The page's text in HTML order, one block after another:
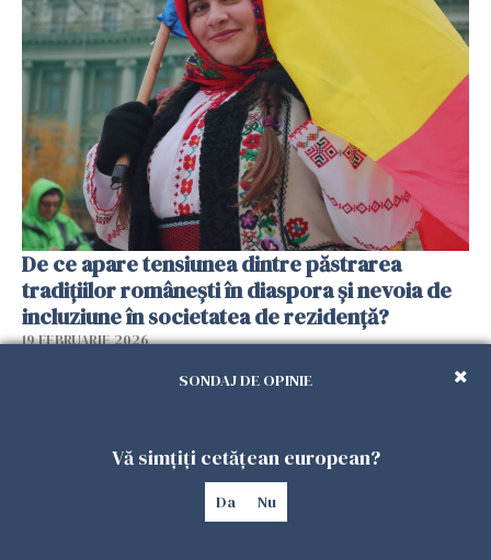
De ce apare tensiunea dintre păstrarea
tradițiilor românești în diaspora și nevoia de
incluziune în societatea de rezidență?
19 FEBRUARIE 2026
SONDAJ DE OPINIE
Vă simțiți cetățean european?
Da Nu